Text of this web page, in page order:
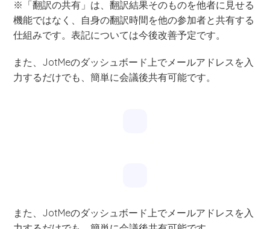
※「翻訳の共有」は、翻訳結果そのものを他者に見せる
機能ではなく、自身の翻訳時間を他の参加者と共有する
仕組みです。表記については今後改善予定です。
また、JotMeのダッシュボード上でメールアドレスを入
力するだけでも、簡単に会議後共有可能です。
また、JotMeのダッシュボード上でメールアドレスを入